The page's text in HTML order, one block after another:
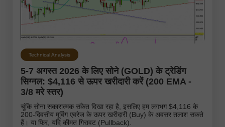
Technical Analysis
5-7 अगस्त 2026 के लिए सोने (GOLD) के ट्रेडिंग
सिग्नल: $4,116 से ऊपर खरीदारी करें (200 EMA -
3/8 मरे स्तर)
चूंकि सोना सकारात्मक संकेत दिखा रहा है, इसलिए हम लगभग $4,116 के
200-दिवसीय मूविंग एवरेज के ऊपर खरीदारी (Buy) के अवसर तलाश सकते
हैं। या फिर, यदि कीमत गिरावट (Pullback).